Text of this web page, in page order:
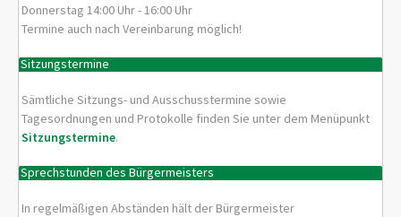
Donnerstag 14:00 Uhr - 16:00 Uhr
Termine auch nach Vereinbarung möglich!
Sitzungstermine
Sämtliche Sitzungs- und Ausschusstermine sowie
Tagesordnungen und Protokolle finden Sie unter dem Menüpunkt
Sitzungstermine.
Sprechstunden des Bürgermeisters
In regelmäßigen Abständen hält der Bürgermeister